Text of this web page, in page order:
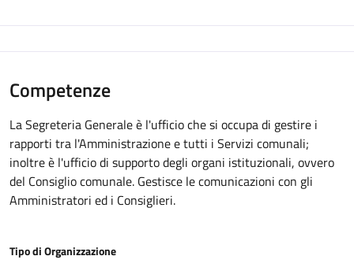
Competenze
La Segreteria Generale è l'ufficio che si occupa di gestire i
rapporti tra l'Amministrazione e tutti i Servizi comunali;
inoltre è l'ufficio di supporto degli organi istituzionali, ovvero
del Consiglio comunale. Gestisce le comunicazioni con gli
Amministratori ed i Consiglieri.
Tipo di Organizzazione